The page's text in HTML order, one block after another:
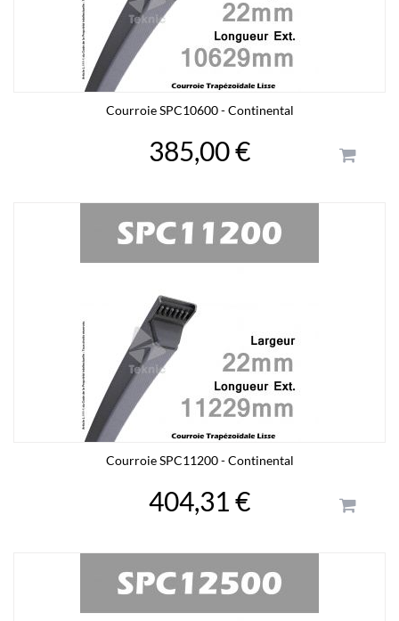
Courroie SPC10600 - Continental
385,00 €
Courroie SPC11200 - Continental
404,31 €